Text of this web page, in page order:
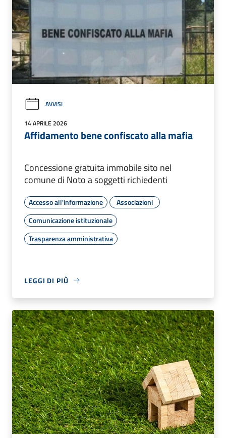
AVVISI
14 APRILE 2026
Affidamento bene confiscato alla mafia
Concessione gratuita immobile sito nel
comune di Noto a soggetti richiedenti
Accesso all'informazione
Associazioni
Comunicazione istituzionale
Trasparenza amministrativa
LEGGI DI PIÙ